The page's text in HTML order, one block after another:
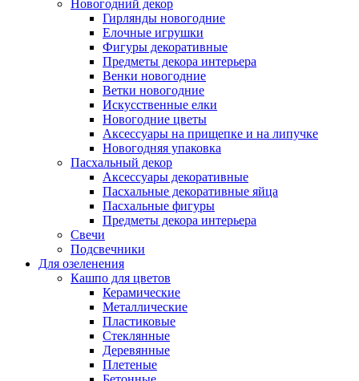
Новогодний декор
Гирлянды новогодние
Елочные игрушки
Фигуры декоративные
Предметы декора интерьера
Венки новогодние
Ветки новогодние
Искусственные елки
Новогодние цветы
Аксессуары на прищепке и на липучке
Новогодняя упаковка
Пасхальный декор
Аксессуары декоративные
Пасхальные декоративные яйца
Пасхальные фигуры
Предметы декора интерьера
Свечи
Подсвечники
Для озеленения
Кашпо для цветов
Керамические
Металлические
Пластиковые
Стеклянные
Деревянные
Плетеные